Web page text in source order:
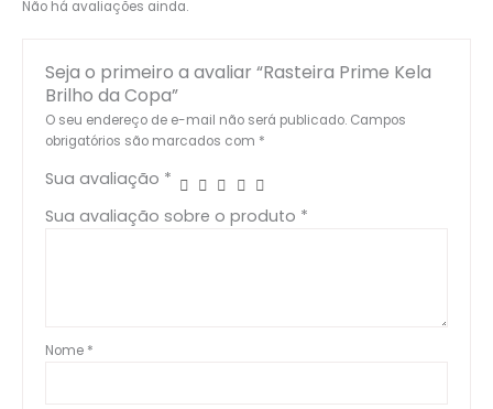
Não há avaliações ainda.
Seja o primeiro a avaliar “Rasteira Prime Kela
Brilho da Copa”
O seu endereço de e-mail não será publicado. Campos
obrigatórios são marcados com *
Sua avaliação *
Sua avaliação sobre o produto *
Nome *